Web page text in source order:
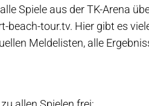
Spiele aus der TK-Arena
beach-tour.tv. Hier gibt es
Meldelisten, alle